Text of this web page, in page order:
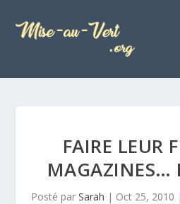
FAIRE LEUR
MAGAZINES…
Posté par Sarah | Oct 25, 2010